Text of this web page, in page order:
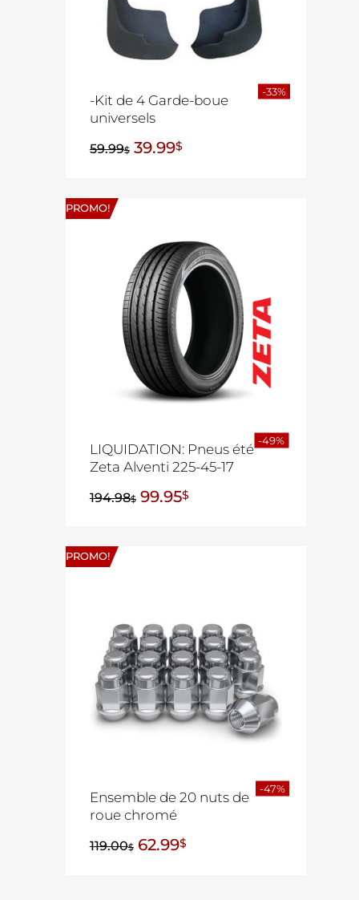
-Kit de 4 Garde-boue
universels
59.99$ 39.99$
-33%
PROMO!
LIQUIDATION: Pneus été
Zeta Alventi 225-45-17
194.98$ 99.95$
-49%
PROMO!
Ensemble de 20 nuts de
roue chromé
119.00$ 62.99$
-47%